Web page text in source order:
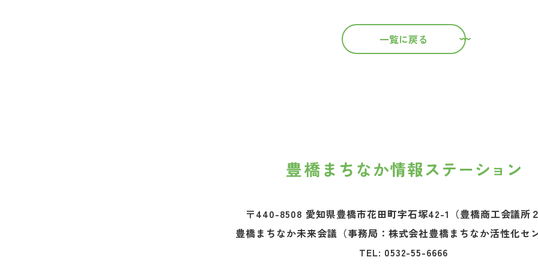
一覧に戻る
〒440-8508 愛知県豊橋市花田町字石塚42-1 （豊橋商工会議所
豊橋まちなか未来会議 （事務局：株式会社豊橋まちなか活性化セ
TEL: 0532-55-6666